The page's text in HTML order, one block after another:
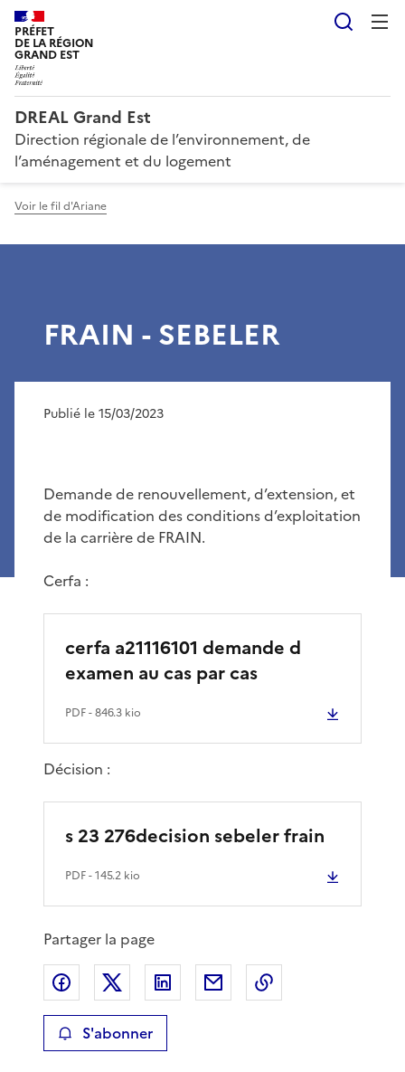
PRÉFET
DE LA RÉGION
GRAND EST
DREAL Grand Est
Direction régionale de l’environnement, de
l’aménagement et du logement
Voir le fil d'Ariane
FRAIN - SEBELER
Publié le 15/03/2023
Demande de renouvellement, d’extension, et
de modification des conditions d’exploitation
de la carrière de FRAIN.
Cerfa :
cerfa a21116101 demande d
examen au cas par cas
PDF- 846.3 kio
Décision :
s 23 276decision sebeler frain
PDF- 145.2 kio
Partager la page
Partager sur Facebook
Partager sur XPartager sur LinkedIn
Partager par email
S'abonner